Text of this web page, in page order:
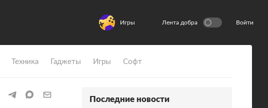
Игры Лента добра Войти
Техника Гаджеты Игры Софт
Последние новости